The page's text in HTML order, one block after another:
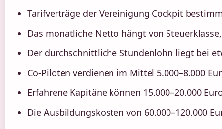
Tarifverträge der Vereinigung Cockpit
Das monatliche Netto hängt von
Der durchschnittliche Stundenlohn liegt bei
Co-Piloten verdienen im Mittel 5.000–8.000
Erfahrene Kapitäne können 15.000–20.000
Die Ausbildungskosten von 60.000–120.000